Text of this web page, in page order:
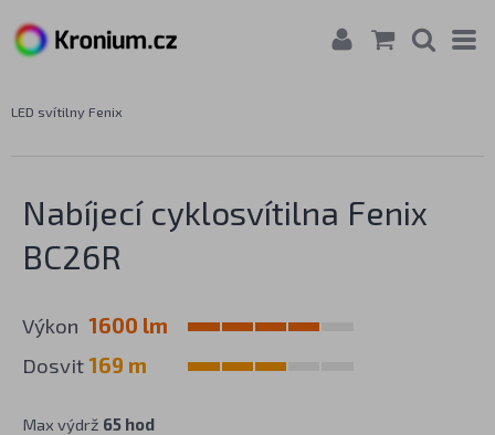
LED svítilny Fenix
Nabíjecí cyklosvítilna Fenix
BC26R
Výkon 1600 lm
Dosvit169 m
Max výdrž 65 hod